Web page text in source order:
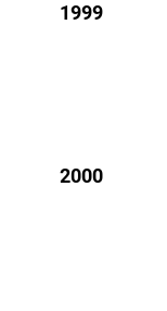
1999
2000